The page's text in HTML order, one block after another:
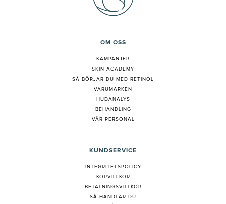
OM OSS
KAMPANJER
SKIN ACADEMY
SÅ BÖRJAR DU MED RETINOL
VARUMÄRKEN
HUDANALYS
BEHANDLING
VÅR PERSONAL
KUNDSERVICE
INTEGRITETSPOLICY
KÖPVILLKOR
BETALNINGSVILLKOR
SÅ HANDLAR DU